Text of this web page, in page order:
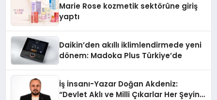
Marie Rose kozmetik sektörüne giriş
yaptı
Daikin’den akıllı iklimlendirmede yeni
dönem: Madoka Plus Türkiye’de
İş İnsanı-Yazar Doğan Akdeniz:
“Devlet Aklı ve Milli Çıkarlar Her Şeyin